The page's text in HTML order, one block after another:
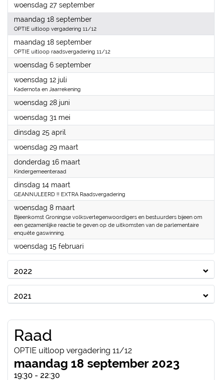
woensdag 27 september2023
maandag 18 september2023
OPTIE uitloop vergadering 11/12
maandag 18 september2023
OPTIE uitloop raadsvergadering 11/12
woensdag 6 september2023
woensdag 12 juli
Kadernota en Jaarrekening
woensdag 28 juni
woensdag 31 mei
dinsdag 25 april
woensdag 29 maart
donderdag 16 maart
Kindergemeenteraad
dinsdag 14 maart
GEANNULEERD !! EXTRA Raadsvergadering
woensdag 8 maart
Bijeenkomst Groningse volksvertegenwoordigers en bestuurders bijeen om
een gezamenlijke reactie te geven op de uitkomsten van de parlementaire
enquête gaswinning.
woensdag 15 februari
2022
2021
Raad
OPTIE uitloop vergadering 11/12
maandag 18 september 2023
19:30 - 22:30